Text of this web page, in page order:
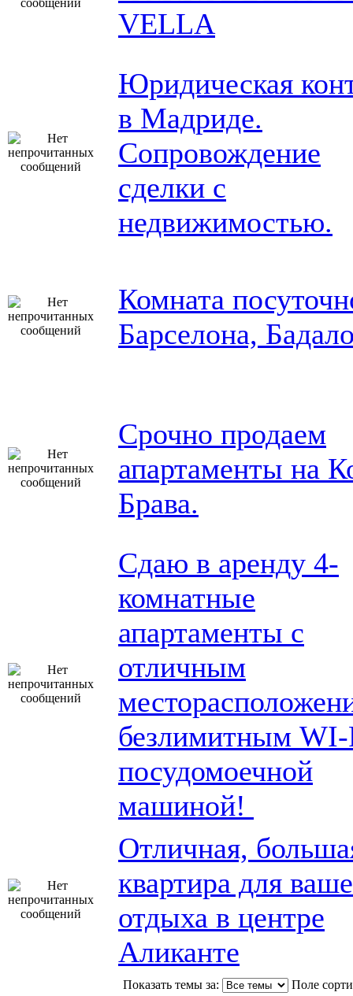
VELLA
Юридическая
в Мадриде.
Сопровождение
сделки с
недвижимостью.
Комната
Барселона,
Срочно продаем
апартаменты на
Брава.
Сдаю в аренду 4-
комнатные
апартаменты с
отличным
безлимитным
посудомоечной
машиной!
Отличная,
квартира для
отдыха в центре
Аликанте
Показать темы за:
Поле